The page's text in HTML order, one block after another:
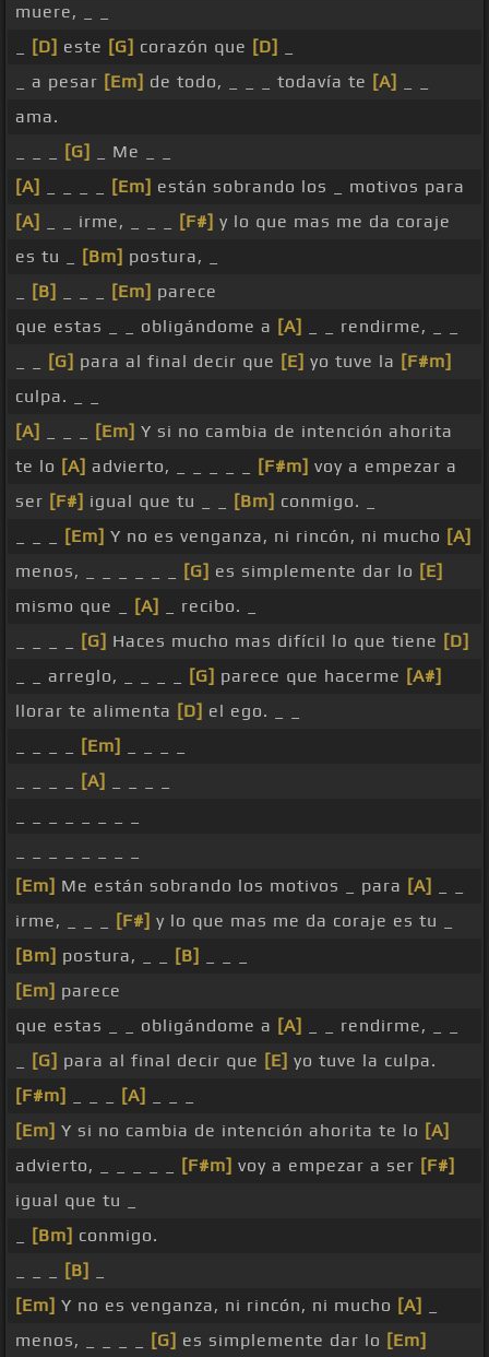
muere, _ _
[D] este [G] corazón que [D]
_ a pesar [Em] de todo, _ _ _ todavía te [A]
ama.
[G]
_ Me _ _
[A]
[Em] están sobrando los _ motivos para
[A]
_ _ irme, _ _ _ [F#] y lo que mas me da coraje
es tu _
[Bm] postura, _
[B] [Em] parece
que estas _ _ obligándome a [A]
_ _ rendirme, _ _
[G] para al final decir que [E] yo tuve la [F#m]
culpa. _ _
[A]
[Em] Y si no cambia de intención ahorita
te lo [A] advierto, _ _ _ _ _ [F#m] voy a empezar a
ser [F#] igual que tu _ _ [Bm] conmigo. _
[Em] Y no es venganza, ni rincón, ni mucho [A]
menos, _ _ _ _ _ _
[G] es simplemente dar lo [E]
mismo que _
[A]
_ recibo. _
[G] Haces mucho mas difícil lo que tiene [D]
_ _ arreglo, _ _ _ _
[G] parece que hacerme [A#]
llorar te alimenta [D] el ego. _ _
[Em]
[A]
[Em] Me están sobrando los motivos _ para [A]
irme, _ _ _
[F#] y lo que mas me da coraje es tu _
[Bm] postura, _ _ [B]
[Em] parece
que estas _ _ obligándome a [A]
_ _ rendirme, _ _
[G] para al final decir que [E] yo tuve la culpa.
[F#m]
[A]
[Em] Y si no cambia de intención ahorita te lo [A]
advierto, _ _ _ _ _
[F#m] voy a empezar a ser [F#]
igual que tu _
[Bm] conmigo.
[B]
[Em] Y no es venganza, ni rincón, ni mucho [A]
menos, _ _ _ _
[G] es simplemente dar lo [Em]